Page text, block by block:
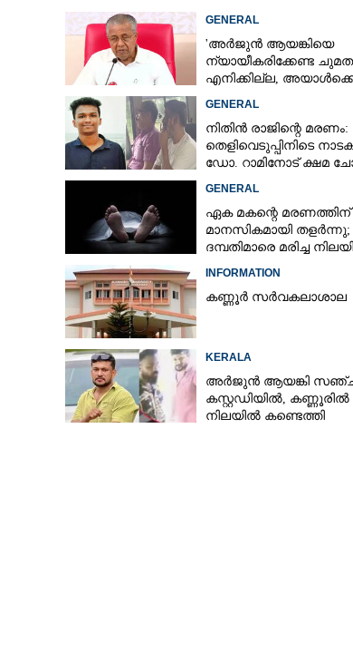
GENERAL
'അർജുൻ ആയങ്കിയെ
ന്യായീകരിക്കേണ്ട
എനിക്കില്ല,
GENERAL
നിതിൻ രാജിന്റെ മരണം:
തെളിവെടുപ്പിനിടെ
ഡോ. റാമിനോട് ക്ഷമ
GENERAL
ഏക മകന്റെ മരണത്തിന്
മാനസികമായി തളർന്നു;
ദമ്പതിമാരെ മരിച്ച
INFORMATION
കണ്ണൂർ സർവകലാശാല
KERALA
അർജുൻ ആയങ്കി
കസ്റ്റഡിയിൽ,​ കണ്ണൂരിൽ
നിലയിൽ കണ്ടെത്തി